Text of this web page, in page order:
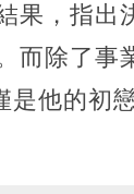
果，指出
而除了事
他的初